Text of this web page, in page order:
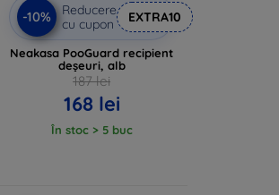
-10%
Reducere
cu cupon
EXTRA10
Neakasa PooGuard recipient
deșeuri, alb
187 lei
168 lei
În stoc > 5 buc